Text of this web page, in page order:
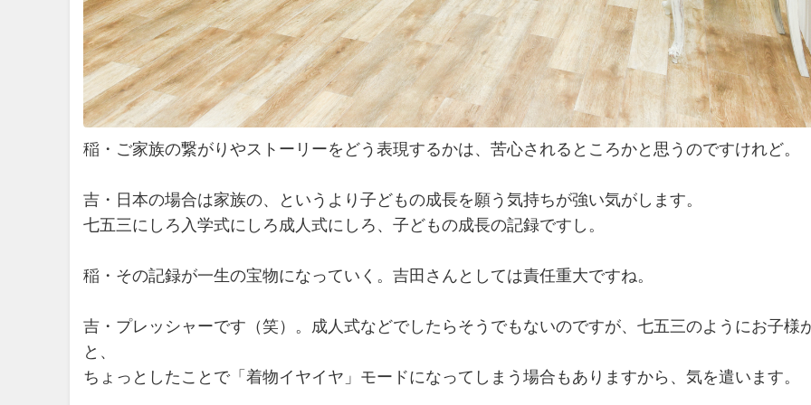
稲・ご家族の繋がりやストーリーをどう表現するかは、苦心されるところかと思うのですけれど。
吉・日本の場合は家族の、というより子どもの成長を願う気持ちが強い気がします。
七五三にしろ入学式にしろ成人式にしろ、子どもの成長の記録ですし。
稲・その記録が一生の宝物になっていく。吉田さんとしては責任重大ですね。
吉・プレッシャーです（笑）。成人式などでしたらそうでもないのですが、七五三のようにお子様
と、
ちょっとしたことで「着物イヤイヤ」モードになってしまう場合もありますから、気を遣います。